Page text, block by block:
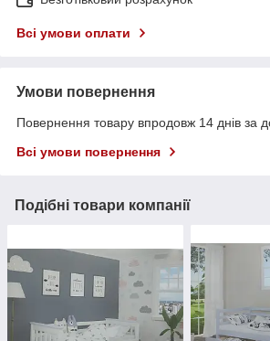
Всі умови оплати
Умови повернення
Повернення товару впродовж 14 днів за
Всі умови повернення
Подібні товари компанії